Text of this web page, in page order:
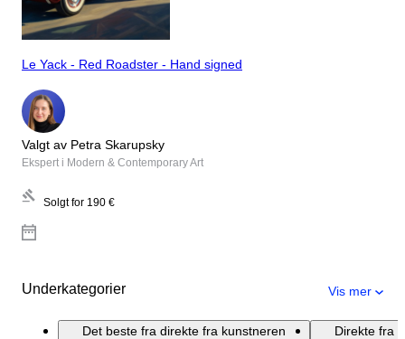
Le Yack - Red Roadster - Hand signed
Valgt av Petra Skarupsky
Ekspert i Modern & Contemporary Art
Solgt for 190 €
Underkategorier Vis mer
Det beste fra direkte fra kunstneren Direkte fra